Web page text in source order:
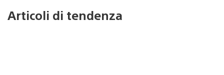
Articoli di tendenza